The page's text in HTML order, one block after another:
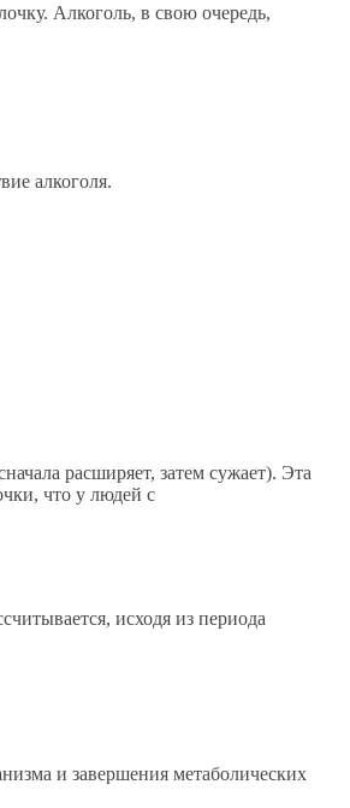
Алкоголь, в свою очередь,
алкоголя.
расширяет, затем сужает). Эта
что у людей с
исходя из периода
и завершения метаболических